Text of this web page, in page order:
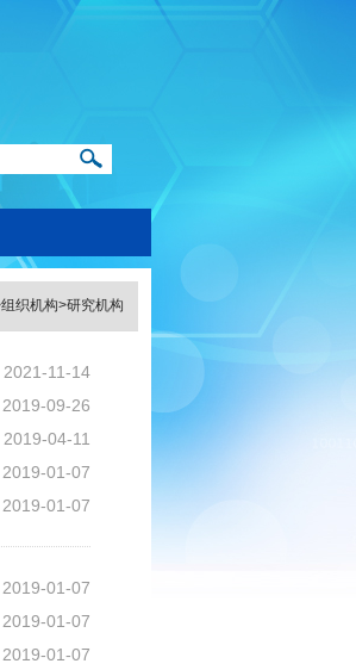
组织机构>研究机构
2021-11-14
2019-09-26
2019-04-11
2019-01-07
2019-01-07
2019-01-07
2019-01-07
2019-01-07